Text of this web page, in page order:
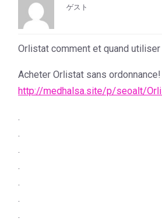
ゲスト
Orlistat comment et quand utiliser
Acheter Orlistat sans ordonnance!
http://medhalsa.site/p/seoalt/
.
.
.
.
.
.
.